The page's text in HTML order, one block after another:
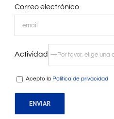
Correo electrónico
Actividad
Acepto la Política de privacidad